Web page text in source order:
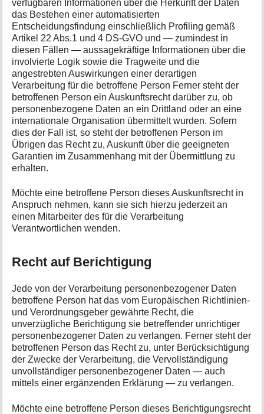
verfügbaren Informationen über die Herkunft der Daten
das Bestehen einer automatisierten
Entscheidungsfindung einschließlich Profiling gemäß
Artikel 22 Abs.1 und 4 DS-GVO und — zumindest in
diesen Fällen — aussagekräftige Informationen über die
involvierte Logik sowie die Tragweite und die
angestrebten Auswirkungen einer derartigen
Verarbeitung für die betroffene Person Ferner steht der
betroffenen Person ein Auskunftsrecht darüber zu, ob
personenbezogene Daten an ein Drittland oder an eine
internationale Organisation übermittelt wurden. Sofern
dies der Fall ist, so steht der betroffenen Person im
Übrigen das Recht zu, Auskunft über die geeigneten
Garantien im Zusammenhang mit der Übermittlung zu
erhalten.
Möchte eine betroffene Person dieses Auskunftsrecht in
Anspruch nehmen, kann sie sich hierzu jederzeit an
einen Mitarbeiter des für die Verarbeitung
Verantwortlichen wenden.
Recht auf Berichtigung
Jede von der Verarbeitung personenbezogener Daten
betroffene Person hat das vom Europäischen Richtlinien-
und Verordnungsgeber gewährte Recht, die
unverzügliche Berichtigung sie betreffender unrichtiger
personenbezogener Daten zu verlangen. Ferner steht der
betroffenen Person das Recht zu, unter Berücksichtigung
der Zwecke der Verarbeitung, die Vervollständigung
unvollständiger personenbezogener Daten — auch
mittels einer ergänzenden Erklärung — zu verlangen.
Möchte eine betroffene Person dieses Berichtigungsrecht